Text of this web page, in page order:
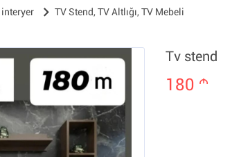
interyer TV Stend, TV Altlığı, TV Mebeli
Tv stend
180 m